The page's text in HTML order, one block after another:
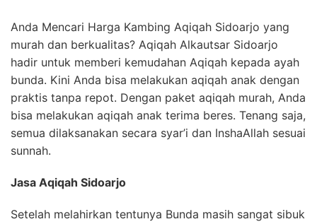
Anda Mencari Harga Kambing Aqiqah Sidoarjo yang
murah dan berkualitas? Aqiqah Alkautsar Sidoarjo
hadir untuk memberi kemudahan Aqiqah kepada ayah
bunda. Kini Anda bisa melakukan aqiqah anak dengan
praktis tanpa repot. Dengan paket aqiqah murah, Anda
bisa melakukan aqiqah anak terima beres. Tenang saja,
semua dilaksanakan secara syar’i dan InshaAllah sesuai
sunnah.
Jasa Aqiqah Sidoarjo
Setelah melahirkan tentunya Bunda masih sangat sibuk